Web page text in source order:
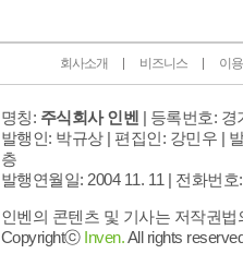
회사소개 비즈니스 이
명칭: 주식회사 인벤 | 등록번호: 경
발행인: 박규상 | 편집인: 강민우 |
층
발행연월일: 2004 11. 11 | 전화번호
인벤의 콘텐츠 및 기사는 저작권
Copyrightⓒ Inven.All rights